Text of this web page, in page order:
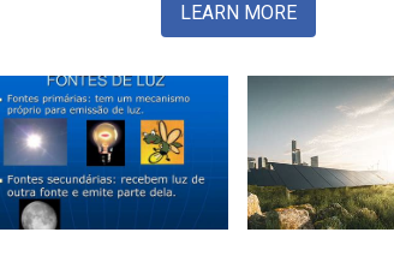
LEARN MORE